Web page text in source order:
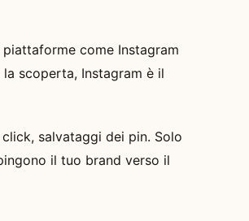
come Instagram
scoperta, Instagram è il
salvataggi dei pin. Solo
il tuo brand verso il